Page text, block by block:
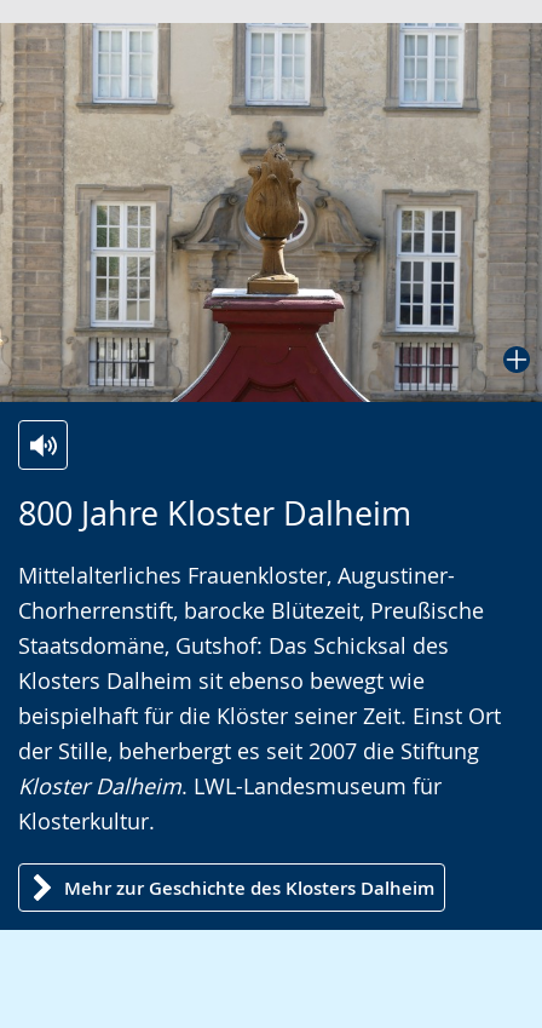
800 Jahre Kloster Dalheim
Mittelalterliches Frauenkloster, Augustiner-
Chorherrenstift, barocke Blütezeit, Preußische
Staatsdomäne, Gutshof: Das Schicksal des
Klosters Dalheim sit ebenso bewegt wie
beispielhaft für die Klöster seiner Zeit. Einst Ort
der Stille, beherbergt es seit 2007 die Stiftung
Kloster Dalheim. LWL-Landesmuseum für
Klosterkultur.
Mehr zur Geschichte des Klosters Dalheim
Leichten
wechseln.
Audio-
Video
Deutscher
Gebärdensprache
wird
angezeigt.